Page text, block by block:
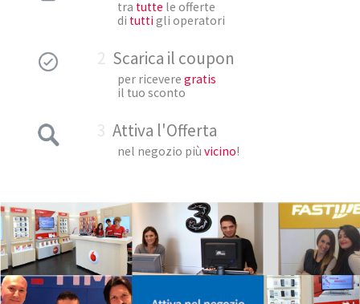
tra tutte le offerte
di tutti gli operatori
2 Scarica il coupon
per ricevere gratis
il tuo sconto
3 Attiva l'Offerta
nel negozio più vicino!